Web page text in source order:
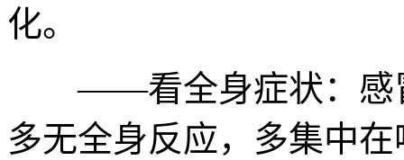
化。
——看全身症状：感冒
多无全身反应，多集中